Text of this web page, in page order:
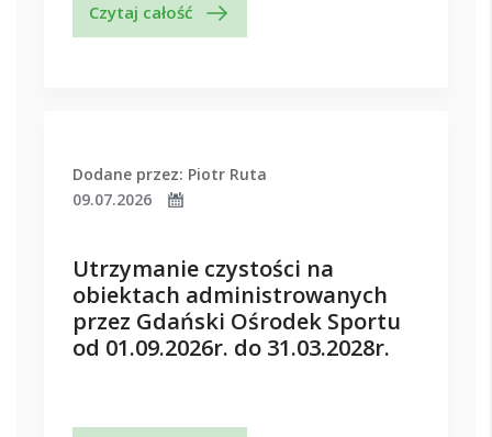
Czytaj całość
Dodane przez: Piotr Ruta
09.07.2026
Utrzymanie czystości na
obiektach administrowanych
przez Gdański Ośrodek Sportu
od 01.09.2026r. do 31.03.2028r.